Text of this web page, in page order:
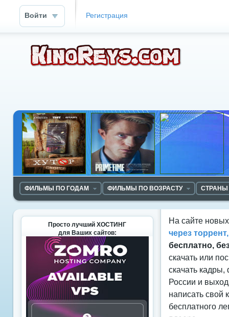
Войти Регистрация
ФИЛЬМЫ ПО ГОДАМ ФИЛЬМЫ ПО ВОЗРАСТУ
На сайте
через
бесплатно,
скачать или
скачать
России и
написать свой
бесплатного
Просто лучший ХОСТИНГ
для Ваших сайтов: